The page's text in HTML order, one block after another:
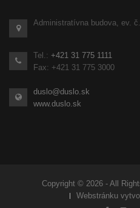
Administratívna budova, ev.
Tel.: +421 31 775 1111
Fax: +421 31 775 3000
duslo@duslo.sk
www.duslo.sk
Copyright © 2026 - All
Webstránku